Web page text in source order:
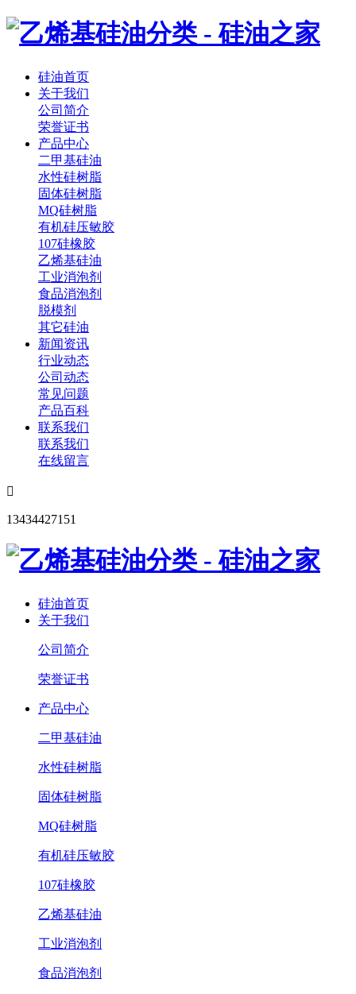
硅油首页
关于我们
公司简介
荣誉证书
产品中心
二甲基硅油
水性硅树脂
固体硅树脂
MQ硅树脂
有机硅压敏胶
107硅橡胶
乙烯基硅油
工业消泡剂
食品消泡剂
脱模剂
其它硅油
新闻资讯
行业动态
公司动态
常见问题
产品百科
联系我们
联系我们
在线留言

13434427151
硅油首页
关于我们
公司简介
荣誉证书
产品中心
二甲基硅油
水性硅树脂
固体硅树脂
MQ硅树脂
有机硅压敏胶
107硅橡胶
乙烯基硅油
工业消泡剂
食品消泡剂